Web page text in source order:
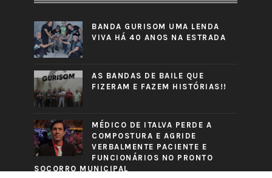
BANDA GURISOM UMA LENDA
VIVA HÁ 40 ANOS NA ESTRADA
AS BANDAS DE BAILE QUE
FIZERAM E FAZEM HISTÓRIAS!!
MÉDICO DE ITALVA PERDE A
COMPOSTURA E AGRIDE
VERBALMENTE PACIENTE E
FUNCIONÁRIOS NO PRONTO
SOCORRO MUNICIPAL